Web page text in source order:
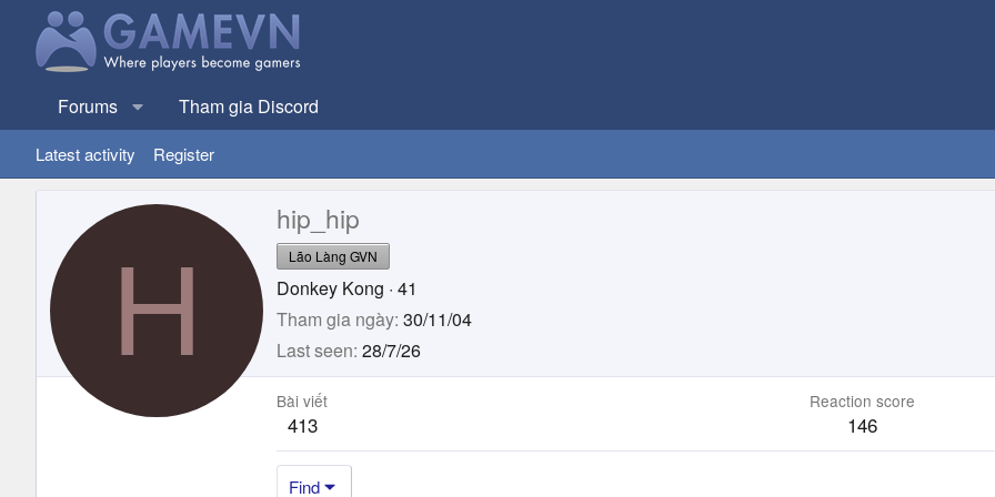
Forums Tham gia Discord
Latest activity Register
H
hip_hip
Lão Làng GVN
Donkey Kong · 41
Tham gia ngày 30/11/04
Last seen 28/7/26
Bài viết
413
Reaction score
146
Find